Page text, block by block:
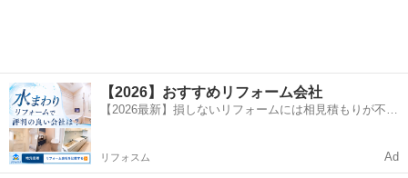
【2026】おすすめリフォーム会社
【2026最新】損しないリフォームには相見積もりが不可
リフォスム Ad